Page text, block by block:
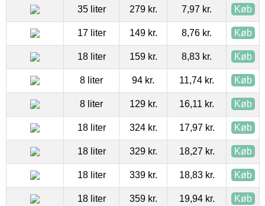
35 liter 279 kr. 7,97 kr. Køb
17 liter 149 kr. 8,76 kr. Køb
18 liter 159 kr. 8,83 kr. Køb
8 liter 94 kr. 11,74 kr. Køb
8 liter 129 kr. 16,11 kr. Køb
18 liter 324 kr. 17,97 kr. Køb
18 liter 329 kr. 18,27 kr. Køb
18 liter 339 kr. 18,83 kr. Køb
18 liter 359 kr. 19,94 kr. Køb